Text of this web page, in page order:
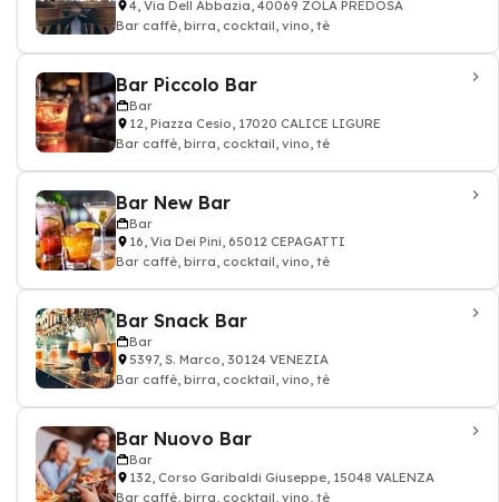
4, Via Dell Abbazia, 40069 ZOLA PREDOSA
Bar caffè, birra, cocktail, vino, tè
Bar Piccolo Bar
Bar
12, Piazza Cesio, 17020 CALICE LIGURE
Bar caffè, birra, cocktail, vino, tè
Bar New Bar
Bar
16, Via Dei Pini, 65012 CEPAGATTI
Bar caffè, birra, cocktail, vino, tè
Bar Snack Bar
Bar
5397, S. Marco, 30124 VENEZIA
Bar caffè, birra, cocktail, vino, tè
Bar Nuovo Bar
Bar
132, Corso Garibaldi Giuseppe, 15048 VALENZA
Bar caffè, birra, cocktail, vino, tè